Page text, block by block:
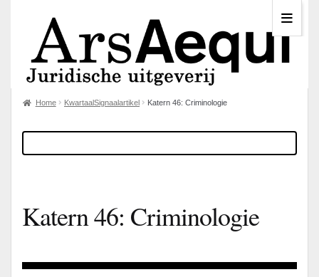
Home KwartaalSignaalartikel Katern 46: Criminologie
Katern 46: Criminologie